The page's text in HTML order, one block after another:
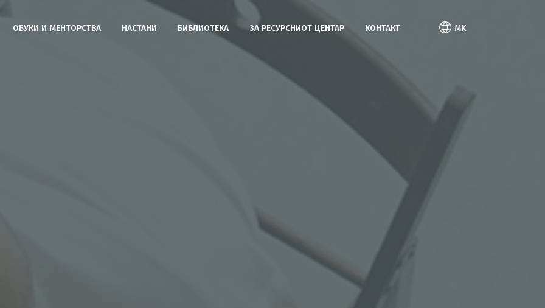
ОБУКИ И МЕНТОРСТВА НАСТАНИ БИБЛИОТЕКА ЗА РЕСУРСНИОТ ЦЕНТАР КОНТАКТ MK